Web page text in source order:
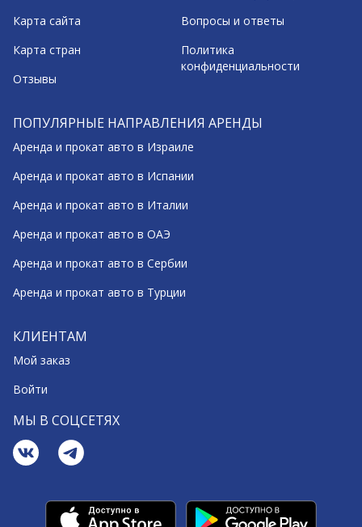
Карта сайта
Карта стран
Отзывы
Вопросы и ответы
Политика
конфиденциальности
ПОПУЛЯРНЫЕ НАПРАВЛЕНИЯ АРЕНДЫ
Аренда и прокат авто в Израиле
Аренда и прокат авто в Испании
Аренда и прокат авто в Италии
Аренда и прокат авто в ОАЭ
Аренда и прокат авто в Сербии
Аренда и прокат авто в Турции
КЛИЕНТАМ
Мой заказ
Войти
МЫ В СОЦСЕТЯХ